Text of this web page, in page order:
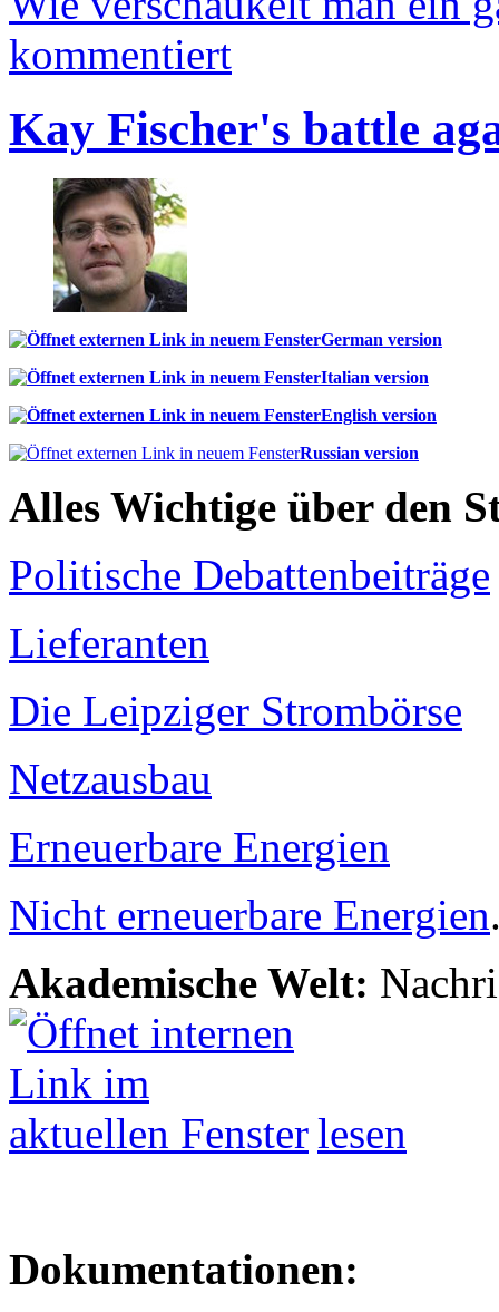
kommentiert
Kay Fischer's battle
German version
Italian version
English version
Russian version
Alles Wichtige über den
Politische Debattenbeiträge
Lieferanten
Die Leipziger Strombörse
Netzausbau
Erneuerbare Energien
Nicht erneuerbare Energien
Akademische Welt:
lesen
Dokumentationen: